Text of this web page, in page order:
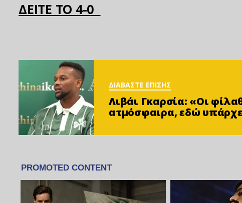
ΔΕΙΤΕ ΤΟ 4-0
ΔΙΑΒΑΣΤΕ ΕΠΙΣΗΣ
Λιβάι Γκαρσία: «Οι
ατμόσφαιρα, εδώ